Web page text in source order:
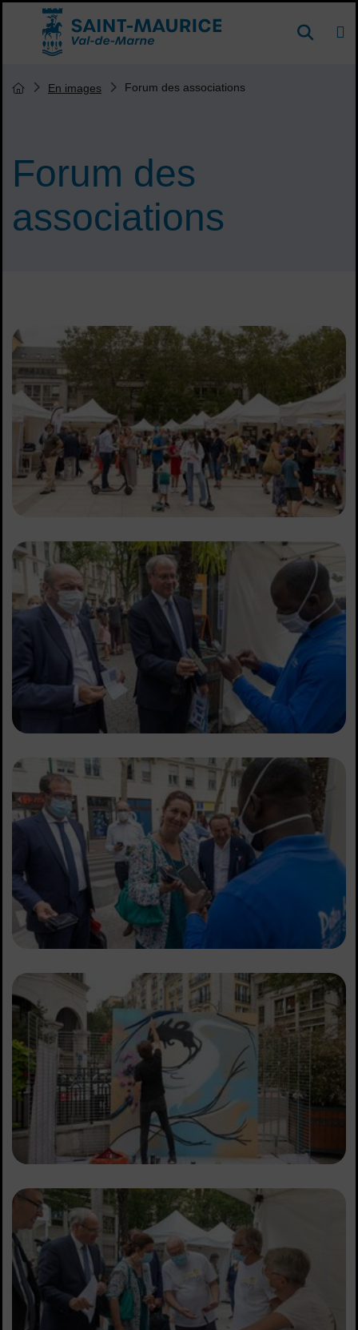
Menu de raccourcis
Accueil ville de Saint-Maurice DE
Forum des
associations
Vous êtes ici :
Page d'accueil du site
En images Forum des associations